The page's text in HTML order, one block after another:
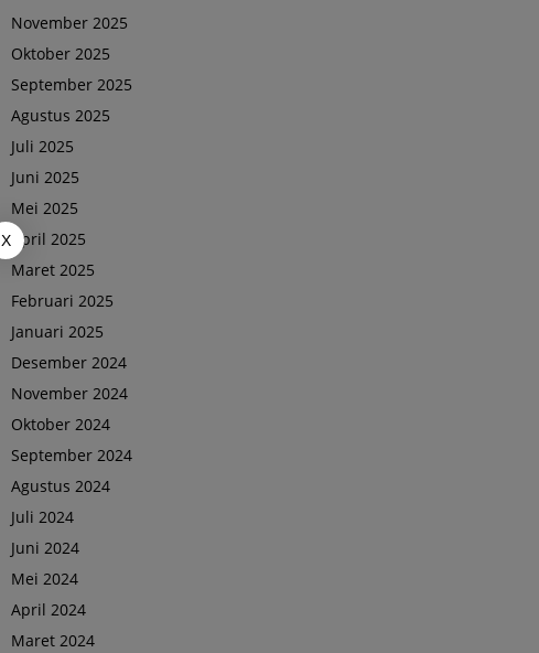
November 2025
Oktober 2025
September 2025
Agustus 2025
Juli 2025
Juni 2025
Mei 2025
April 2025
Maret 2025
Februari 2025
Januari 2025
Desember 2024
November 2024
Oktober 2024
September 2024
Agustus 2024
Juli 2024
Juni 2024
Mei 2024
April 2024
Maret 2024
X